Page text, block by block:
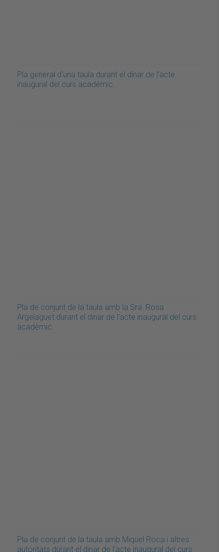
Pla general d'una taula durant el dinar de l'acte
inaugural del curs acadèmic.
Pla de conjunt de la taula amb la Sra. Rosa
Argelaguet durant el dinar de l'acte inaugural del curs
acadèmic.
Pla de conjunt de la taula amb Miquel Roca i altres
autoritats durant el dinar de l'acte inaugural del curs